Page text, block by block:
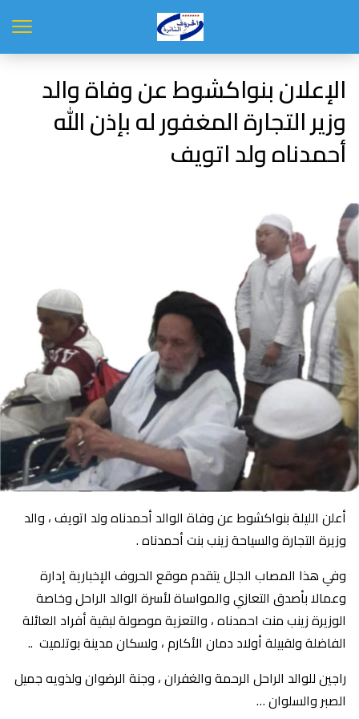
الإعلان بنواكشوط عن وفاة والد
وزير التجارة المغفور له بإذن الله
أحمدناه ولد اتويف
أعلن الليلة بنواكشوط عن وفاة الوالد أحمدناه ولد اتويف ، والد
وزيرة التجارة والسياحة زينب بنت أحمدناه .
وفي هذا المصاب الجلل يتقدم موقع الحروف الإخبارية إدارة
وعمالا بأصدق التعازي والمواساة لأسرة الوالد الراحل وخاصة
الوزيرة زينب منت احمدناه ، والتعزية موصولة لبقية أفراد العائلة
الفاضلة ولقبيلة أولاد دمان الأكارم ، ولسكان مدينة بوتلميت ..
راجين للوالد الراحل الرحمة والغفران ، وجنة الرضوان ولذويه جميل
الصبر والسلوان …